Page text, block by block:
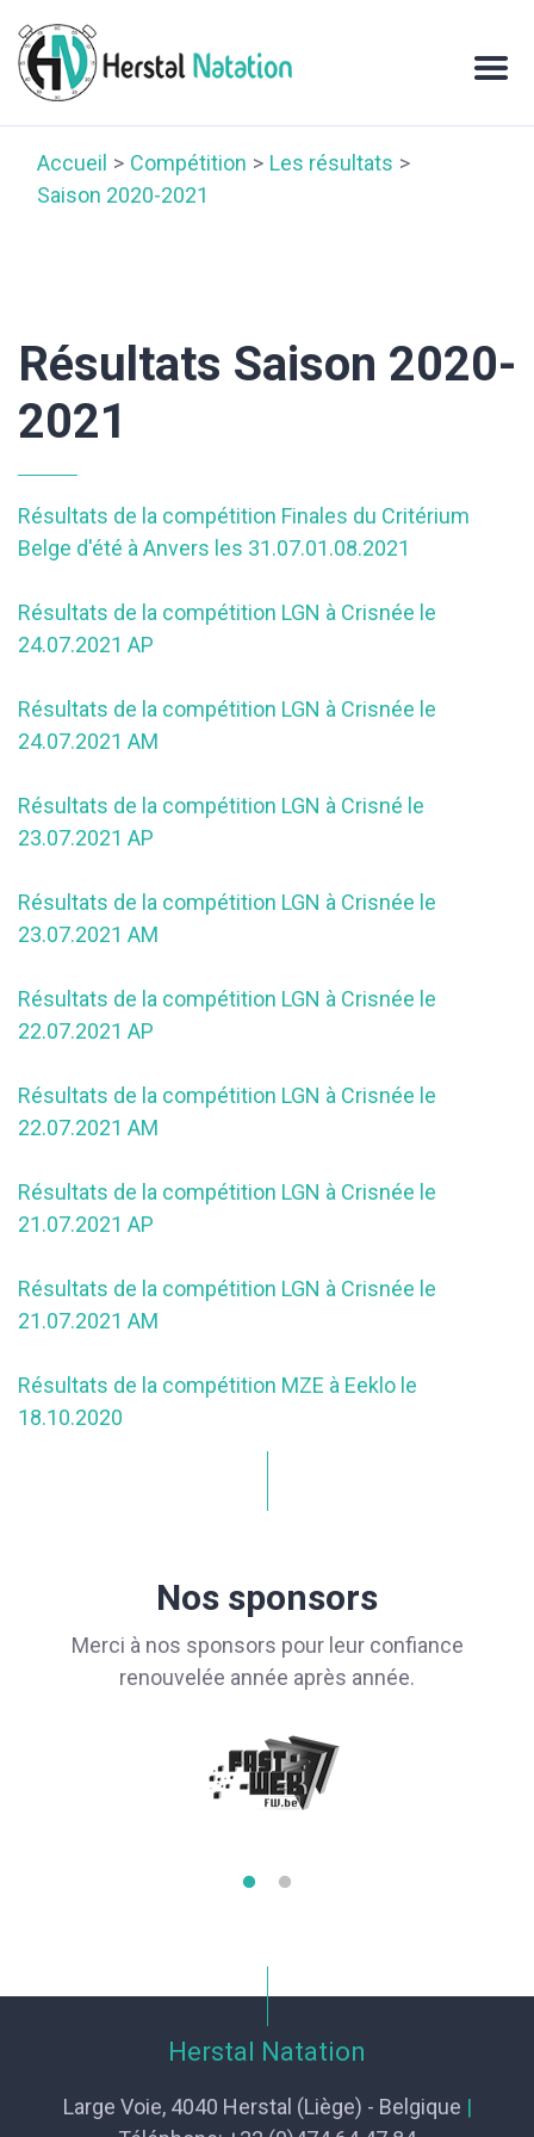
Accueil Compétition
Les résultats
Saison 2020-2021
Résultats Saison 2020-
2021
Résultats de la compétition Finales du Critérium
Belge d'été à Anvers les 31.07.01.08.2021
Résultats de la compétition LGN à Crisnée le
24.07.2021 AP
Résultats de la compétition LGN à Crisnée le
24.07.2021 AM
Résultats de la compétition LGN à Crisné le
23.07.2021 AP
Résultats de la compétition LGN à Crisnée le
23.07.2021 AM
Résultats de la compétition LGN à Crisnée le
22.07.2021 AP
Résultats de la compétition LGN à Crisnée le
22.07.2021 AM
Résultats de la compétition LGN à Crisnée le
21.07.2021 AP
Résultats de la compétition LGN à Crisnée le
21.07.2021 AM
Résultats de la compétition MZE à Eeklo le
18.10.2020
Nos sponsors
Merci à nos sponsors pour leur confiance
renouvelée année après année.
Herstal Natation
Large Voie, 4040 Herstal (Liège) - Belgique |